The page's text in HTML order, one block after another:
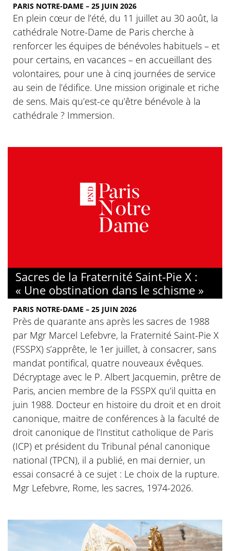
PARIS NOTRE-DAME – 25 JUIN 2026
En plein cœur de l’été, du 11 juillet au 30 août, la
cathédrale Notre-Dame de Paris cherche à
renforcer les équipes de bénévoles habituels – et
pour certains, en vacances – en accueillant des
volontaires, pour une à cinq journées de service
au sein de l’édifice. Une mission originale et riche
de sens. Mais qu’est-ce qu’être bénévole à la
cathédrale ? Immersion.
Sacres de la Fraternité Saint-Pie X :
« Une obstination dans le schisme »
PARIS NOTRE-DAME – 25 JUIN 2026
Près de quarante ans après les sacres de 1988
par Mgr Marcel Lefebvre, la Fraternité Saint-Pie X
(FSSPX) s’apprête, le 1er juillet, à consacrer, sans
mandat pontifical, quatre nouveaux évêques.
Décryptage avec le P. Albert Jacquemin, prêtre de
Paris, ancien membre de la FSSPX qu’il quitta en
juin 1988. Docteur en histoire du droit et en droit
canonique, maitre de conférences à la faculté de
droit canonique de l’Institut catholique de Paris
(ICP) et président du Tribunal pénal canonique
national (TPCN), il a publié, en mai dernier, un
essai consacré à ce sujet : Le choix de la rupture.
Mgr Lefebvre, Rome, les sacres, 1974-2026.